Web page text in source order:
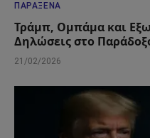
ΠΑΡΆΞΕΝΑ
Τράμπ, Ομπάμα και
Δηλώσεις στο
21/02/2026